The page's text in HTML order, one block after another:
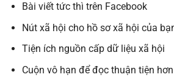
Bài viết tức thì trên Facebook
Nút xã hội cho hồ sơ xã hội của
Tiện ích nguồn cấp dữ liệu xã hội
Cuộn vô hạn để đọc thuận tiện hơn